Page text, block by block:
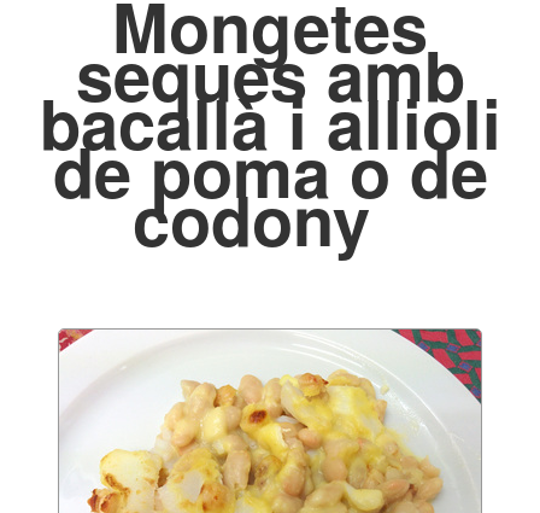
Mongetes
seques amb
bacallà i allioli
de poma o de
codony